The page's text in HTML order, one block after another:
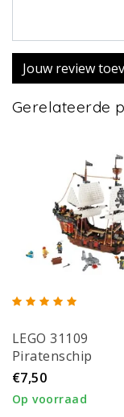
Jouw review
Gerelateerde
LEGO 31109
Piratenschip
€7,50
Op voorraad